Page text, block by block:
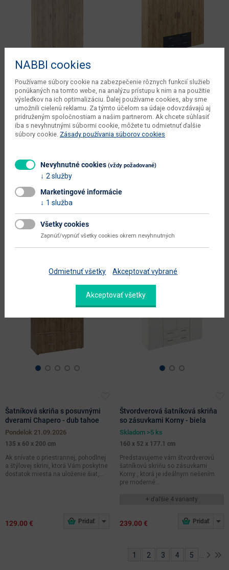
Trojdverová šatníková skriňa
Ramsa 3 - dub sonoma
Skladom 2 ks
Trojdverová šatníková skriňa Ramsa
3 je praktický a elegantný kus
nábytku, ktorý ponúka dostatok
úložného...
+ ďaľšie 3 varianty
Štvordverová šatníková skriňa
so zásuvkami Korny - dub
artisan / grafit
artisan a...
+ ďaľšie 4 varianty
239.00 €
Šatníková skriňa s posuvnými
dverami Chapero - dub tahoe
pondelok 21.09.2026
135 x 60 x 200 cm
Ak snívate o priestrannej, pohodlnej
a štýlovej skrini, ktorá Vám poskytne
dostatok miesta na uloženie šiat,...
129.00 €
Štvordverová šatníková skriňa
so zásuvkami Korny - biela
Skladom >5 ks
160 x 52 x 177.1 cm
Predstavujeme vám štvordverovú
šatníkovú skriňu so zásuvkami
Korny , ktorá je ideálnym riešením
pre moderné...
+ ďaľšie 4 varianty
239.00 €
1 2 3 4 5
NABBI cookies
Používame súbory cookie na zabezpečenie rôznych funkcií služieb
ponúkaných na tomto webe, na analýzu prístupu k nim a na použitie
výsledkov na ich optimalizáciu. Ďalej používame cookies, aby sme
umožnili cielenú reklamu. Za týmto účelom sa údaje odovzdávajú aj
pridruženým spoločnostiam a našim partnerom. Ak chcete súhlasiť
iba s nevyhnutnými súbormi cookie, môžete tu odmietnuť ďalšie
súbory cookie. Zásady používania súborov cookies
Nevyhnutné cookies (vždy požadované)
2 služby
Marketingové informácie
1 služba
Všetky cookies
Zapnúť/vypnúť všetky cookies okrem nevyhnutných
Odmietnuť všetky Akceptovať vybrané
Akceptovať všetky